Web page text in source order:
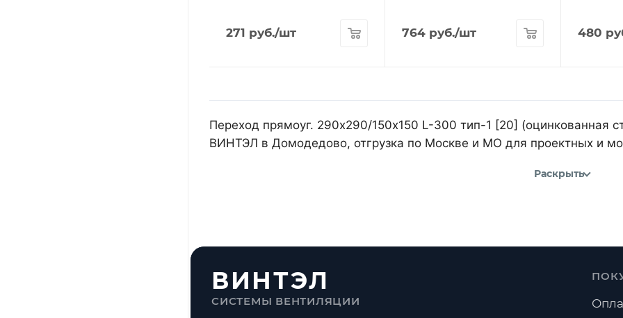
271 руб./шт 764 руб./шт 480
Переход прямоуг. 290х290/150х150 L-300 тип-1 [20] (оцинкованная
ВИНТЭЛ в Домодедово, отгрузка по Москве и МО для проектных и
Раскрыть
ВИНТЭЛ
СИСТЕМЫ ВЕНТИЛЯЦИИ